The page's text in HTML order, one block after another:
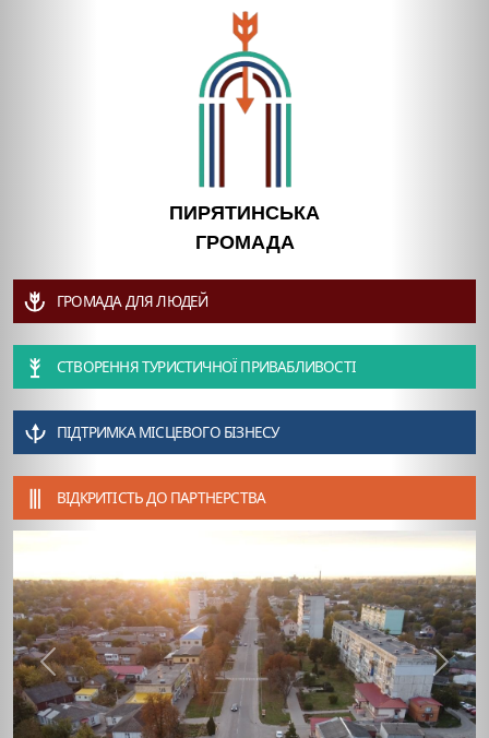
ПИРЯТИНСЬКА
ГРОМАДА
ГРОМАДА ДЛЯ ЛЮДЕЙ
СТВОРЕННЯ ТУРИСТИЧНОЇ ПРИВАБЛИВОСТІ
ПІДТРИМКА МІСЦЕВОГО БІЗНЕСУ
ВІДКРИТІСТЬ ДО ПАРТНЕРСТВА
Previous Next